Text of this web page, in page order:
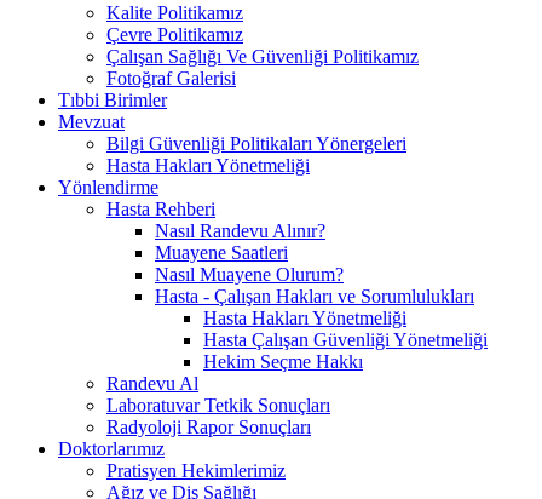
Kalite Politikamız
Çevre Politikamız
Çalışan Sağlığı Ve Güvenliği Politikamız
Fotoğraf Galerisi
Tıbbi Birimler
Mevzuat
Bilgi Güvenliği Politikaları Yönergeleri
Hasta Hakları Yönetmeliği
Yönlendirme
Hasta Rehberi
Nasıl Randevu Alınır?
Muayene Saatleri
Nasıl Muayene Olurum?
Hasta - Çalışan Hakları ve Sorumlulukları
Hasta Hakları Yönetmeliği
Hasta Çalışan Güvenliği Yönetmeliği
Hekim Seçme Hakkı
Randevu Al
Laboratuvar Tetkik Sonuçları
Radyoloji Rapor Sonuçları
Doktorlarımız
Pratisyen Hekimlerimiz
Ağız ve Diş Sağlığı